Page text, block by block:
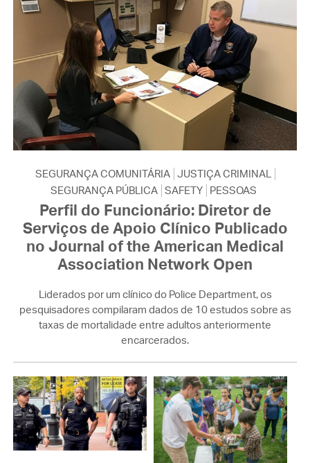
SEGURANÇA COMUNITÁRIA JUSTIÇA CRIMINAL
SEGURANÇA PÚBLICA SAFETY PESSOAS
Perfil do Funcionário: Diretor de
Serviços de Apoio Clínico Publicado
no Journal of the American Medical
Association Network Open
Liderados por um clínico do Police Department, os
pesquisadores compilaram dados de 10 estudos sobre as
taxas de mortalidade entre adultos anteriormente
encarcerados.